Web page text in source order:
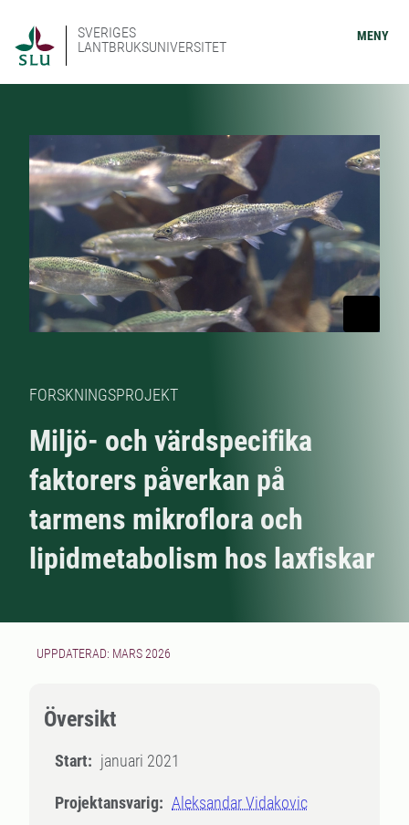
SVERIGES
LANTBRUKSUNIVERSITET
MENY
FORSKNINGSPROJEKT
Miljö- och värdspecifika
faktorers påverkan på
tarmens mikroflora och
lipidmetabolism hos laxfiskar
UPPDATERAD: MARS 2026
Översikt
Start: januari 2021
Projektansvarig: Aleksandar Vidakovic